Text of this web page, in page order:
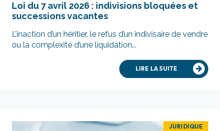
Loi du 7 avril 2026 : indivisions bloquées et
successions vacantes
L’inaction d’un héritier, le refus d’un indivisaire de vendre
ou la complexité d’une liquidation...
LIRE LA SUITE
JURIDIQUE